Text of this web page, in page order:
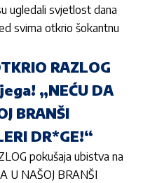
ugledali svjetlost dana
svima otkrio šokantnu
RAZLOG
„NEĆU DA
BRANŠI
DR*GE!“
pokušaja ubistva na
U NAŠOJ BRANŠI